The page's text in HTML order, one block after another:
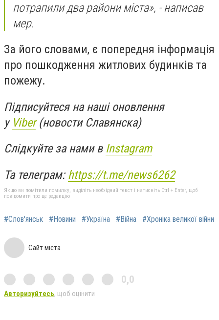
потрапили два райони міста», - написав
мер.
За його словами, є попередня інформація
про пошкодження житлових будинків та
пожежу.
Підписуйтеся на наші оновлення
у Viber(новости Славянска)
Слідкуйте за нами в Instagram
Та телеграм:https://t.me/news6262
Якщо ви помітили помилку, виділіть необхідний текст і натисніть Ctrl + Enter, щоб
повідомити про це редакцію
#Слов'янськ #Новини #Україна #Війна #Хроніка великої війни
Сайт міста
0,0
Авторизуйтесь, щоб оцінити